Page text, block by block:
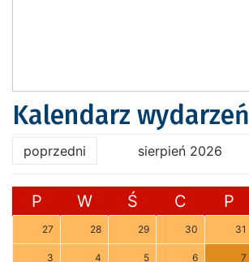
Kalendarz wydarzeń
poprzedni sierpień 2026
P W Ś C P
27 28 29 30 31
3 4 5 6 7